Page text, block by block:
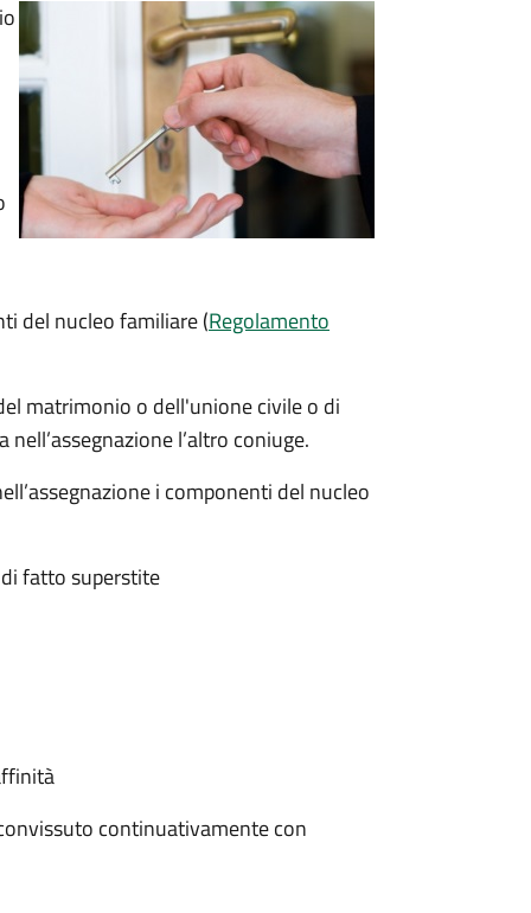
del nucleo familiare (Regolamento
matrimonio o dell'unione civile o di
l’altro coniuge.
i componenti del nucleo
fatto superstite
continuativamente con